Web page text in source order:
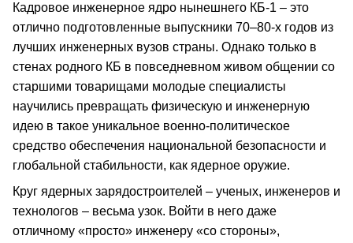
Кадровое инженерное ядро нынешнего КБ-1 – это
отлично подготовленные выпускники 70–80-х годов из
лучших инженерных вузов страны. Однако только в
стенах родного КБ в повседневном живом общении со
старшими товарищами молодые специалисты
научились превращать физическую и инженерную
идею в такое уникальное военно-политическое
средство обеспечения национальной безопасности и
глобальной стабильности, как ядерное оружие.
Круг ядерных зарядостроителей – ученых, инженеров и
технологов – весьма узок. Войти в него даже
отличному «просто» инженеру «со стороны»,